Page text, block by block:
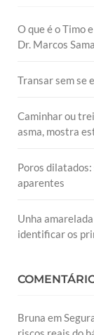
O que é o Timo
Dr. Marcos
Transar sem se
Caminhar ou
asma, mostra
Poros
aparentes
Unha
identificar os
Bruna em